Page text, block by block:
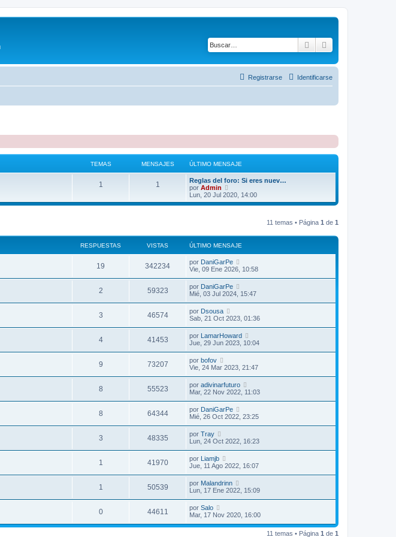
Buscar
Identificarse
Registrarse
TEMAS MENSAJES ÚLTIMO MENSAJE
1 1
Reglas del foro: Si eres nuev…
por Admin
e
r
m
o
n
s
a
j
e
Lun, 20 Jul 2020, 14:00
11 temas • Página 1 de 1
RESPUESTAS VISTAS ÚLTIMO MENSAJE
19 342234 por DaniGarPe
Vie, 09 Ene 2026, 10:58
2 59323 por DaniGarPe
Mié, 03 Jul 2024, 15:47
3 46574 por Dsousa
Sab, 21 Oct 2023, 01:36
4 41453 por LamarHoward
Jue, 29 Jun 2023, 10:04
9 73207 por bofov
Vie, 24 Mar 2023, 21:47
8 55523 por adivinarfuturo
Mar, 22 Nov 2022, 11:03
8 64344 por DaniGarPe
Mié, 26 Oct 2022, 23:25
3 48335 por Tray
Lun, 24 Oct 2022, 16:23
1 41970 por Liamjb
Jue, 11 Ago 2022, 16:07
1 50539 por Malandrinn
Lun, 17 Ene 2022, 15:09
0 44611 por Salo
Mar, 17 Nov 2020, 16:00
11 temas • Página 1 de 1